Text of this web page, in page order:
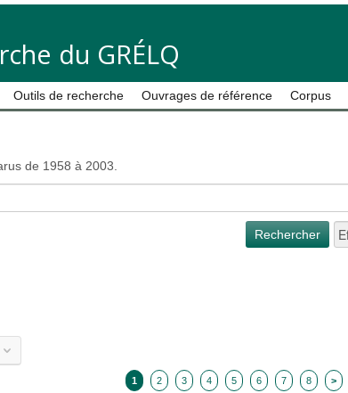
du GRÉLQ
Outils de recherche Ouvrages de référence Corpus
de 1958 à 2003.
1 2 3 4 5 6 7 8 >